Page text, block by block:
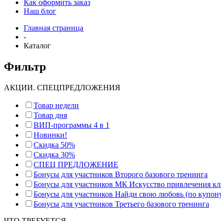
Как оформить заказ
Наш блог
Главная страница
-
Каталог
Фильтр
АКЦИИ. СПЕЦПРЕДЛОЖЕНИЯ
Товар недели
Товар дня
ВИП-программы 4 в 1
Новинки!
Скидка 50%
Скидка 30%
СПЕЦ ПРЕДЛОЖЕНИЕ
Бонусы для участников Второго базового тренинга
Бонусы для участников МК Искусство привлечения
Бонусы для участников Найди свою любовь (по
Бонусы для участников Третьего базового тренинга